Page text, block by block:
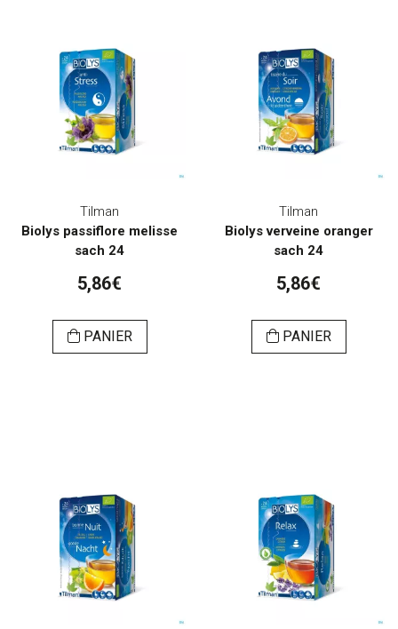
Tilman
Biolys passiflore melisse
sach 24
5,86€
PANIER
Tilman
Biolys verveine oranger
sach 24
5,86€
PANIER